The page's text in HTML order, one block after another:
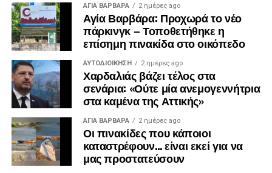
ΑΓΙΑ ΒΑΡΒΑΡΑ 2 ημέρες ago
Αγία Βαρβάρα: Προχωρά το νέο
πάρκινγκ – Τοποθετήθηκε η
επίσημη πινακίδα στο οικόπεδο
ΑΥΤΟΔΙΟΊΚΗΣΗ 2 ημέρες ago
Χαρδαλιάς βάζει τέλος στα
σενάρια: «Ούτε μία ανεμογεννήτρια
στα καμένα της Αττικής»
ΑΓΙΑ ΒΑΡΒΑΡΑ 2 ημέρες ago
Οι πινακίδες που κάποιοι
καταστρέφουν… είναι εκεί για να
μας προστατεύσουν